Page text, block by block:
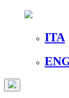
ITA